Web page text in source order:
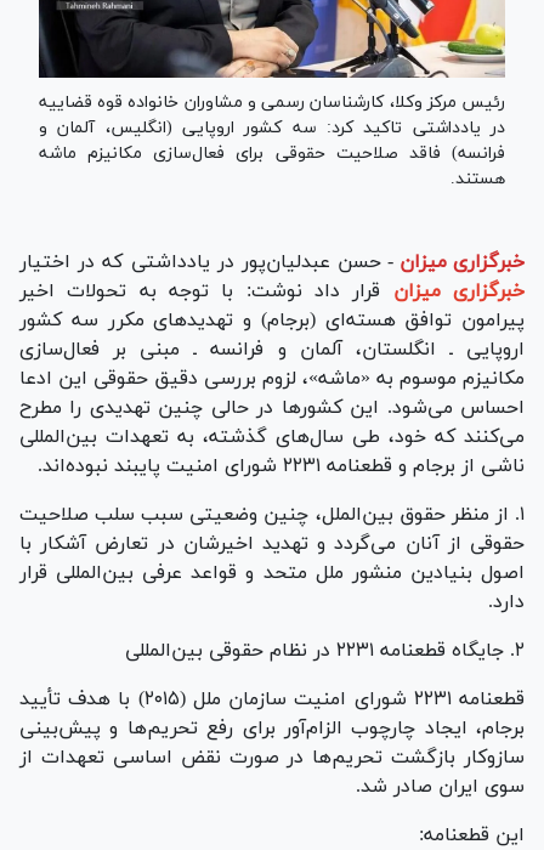
رئیس مرکز وکلا، کارشناسان رسمی و مشاوران خانواده قوه قضاییه
در یادداشتی تاکید کرد: سه کشور اروپایی (انگلیس، آلمان و
فرانسه) فاقد صلاحیت حقوقی برای فعال‌سازی مکانیزم ماشه
هستند.
خبرگزاری میزان - حسن عبدلیان‌پور در یادداشتی که در اختیار
خبرگزاری میزان قرار داد نوشت: با توجه به تحولات اخیر
پیرامون توافق هسته‌ای (برجام) و تهدیدهای مکرر سه کشور
اروپایی ـ انگلستان، آلمان و فرانسه ـ مبنی بر فعال‌سازی
مکانیزم موسوم به «ماشه»، لزوم بررسی دقیق حقوقی این ادعا
احساس می‌شود. این کشورها در حالی چنین تهدیدی را مطرح
می‌کنند که خود، طی سال‌های گذشته، به تعهدات بین‌المللی
ناشی از برجام و قطعنامه ۲۲۳۱ شورای امنیت پایبند نبوده‌اند.
۱. از منظر حقوق بین‌الملل، چنین وضعیتی سبب سلب صلاحیت
حقوقی از آنان می‌گردد و تهدید اخیرشان در تعارض آشکار با
اصول بنیادین منشور ملل متحد و قواعد عرفی بین‌المللی قرار
دارد.
۲. جایگاه قطعنامه ۲۲۳۱ در نظام حقوقی بین‌المللی
قطعنامه ۲۲۳۱ شورای امنیت سازمان ملل (۲۰۱۵) با هدف تأیید
برجام، ایجاد چارچوب الزام‌آور برای رفع تحریم‌ها و پیش‌بینی
سازوکار بازگشت تحریم‌ها در صورت نقض اساسی تعهدات از
سوی ایران صادر شد.
این قطعنامه: